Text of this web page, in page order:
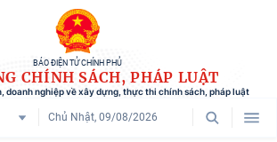
BÁO ĐIỆN TỬ CHÍNH PHỦ
CHÍNH SÁCH, PHÁP LUẬT
doanh nghiệp về xây dựng, thực thi chính sách, pháp luật
Chủ Nhật, 09/08/2026